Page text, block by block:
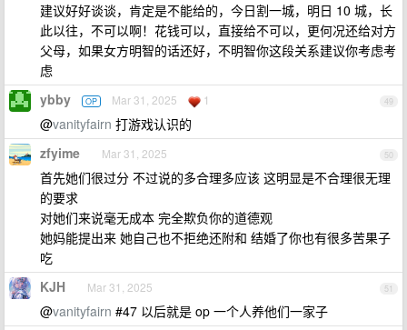
建议好好谈谈，肯定是不能给的，今日割一城，明日 10 城，长
此以往，不可以啊！花钱可以，直接给不可以，更何况还给对方
父母，如果女方明智的话还好，不明智你这段关系建议你考虑考
虑
49
ybby OP Mar 31, 2025 1
@vanityfairn 打游戏认识的
50
zfyime Mar 31, 2025
首先她们很过分 不过说的多合理多应该 这明显是不合理很无理
的要求
对她们来说毫无成本 完全欺负你的道德观
她妈能提出来 她自己也不拒绝还附和 结婚了你也有很多苦果子
吃
51
KJH Mar 31, 2025
@vanityfairn #47 以后就是 op 一个人养他们一家子